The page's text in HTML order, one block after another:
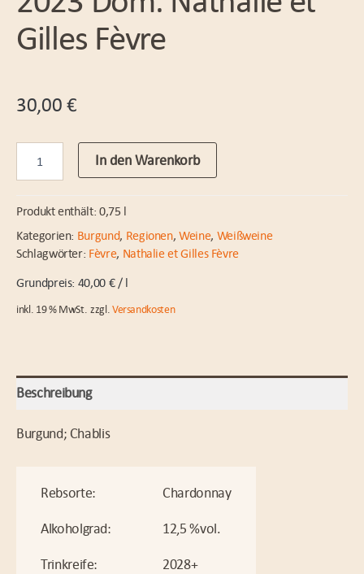
Gilles Fèvre
30,00 €
Vieilles
Vignes
Dom.
Nathalie
et
Gilles
Fèvre
In den Warenkorb
Produkt enthält: 0,75 l
Kategorien: Burgund, Regionen,Weine, Weißweine
Schlagwörter: Fèvre, Nathalie et Gilles Fèvre
40,00 €/ l
inkl. 19 % MwSt. zzgl.Versandkosten
Beschreibung
Burgund; Chablis
Rebsorte:
Chardonnay
Alkoholgrad:
12,5 %vol.
Trinkreife:
2028+